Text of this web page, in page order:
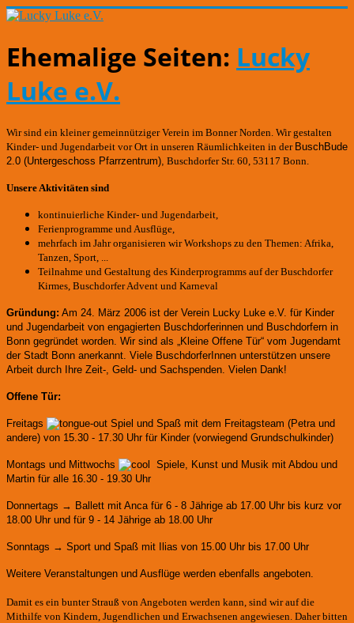
Ehemalige Seiten: Lucky
Luke e.V.
Wir sind ein kleiner gemeinnütziger Verein im Bonner Norden. Wir gestalten
Kinder- und Jugendarbeit vor Ort in unseren Räumlichkeiten in der BuschBude
2.0 (Untergeschoss Pfarrzentrum) Buschdorfer Str. 60, 53117 Bonn.
Unsere Aktivitäten sind
kontinuierliche Kinder- und Jugendarbeit,
Ferienprogramme und Ausflüge,
mehrfach im Jahr organisieren wir Workshops zu den Themen: Afrika,
Tanzen, Sport, ...
Teilnahme und Gestaltung des Kinderprogramms auf der Buschdorfer
Kirmes, Buschdorfer Advent und Karneval
Gründung: Am 24. März 2006 ist der Verein Lucky Luke e.V. für Kinder
und Jugendarbeit von engagierten Buschdorferinnen und Buschdorfern in
Bonn gegründet worden. Wir sind als „Kleine Offene Tür“ vom Jugendamt
der Stadt Bonn anerkannt. Viele BuschdorferInnen unterstützen unsere
Arbeit durch Ihre Zeit-, Geld- und Sachspenden. Vielen Dank!
Offene Tür:
Freitags
Spiel und Spaß mit dem Freitagsteam (Petra und
andere) von 15.30 - 17.30 Uhr für Kinder (vorwiegend Grundschulkinder)
Montags und Mittwochs
Spiele, Kunst und Musik mit Abdou und
Martin für alle 16.30 - 19.30 Uhr
Donnertags → Ballett mit Anca für 6 - 8 Jährige ab 17.00 Uhr bis kurz vor
18.00 Uhr und für 9 - 14 Jährige ab 18.00 Uhr
Sonntags → Sport und Spaß mit Ilias von 15.00 Uhr bis 17.00 Uhr
Weitere Veranstaltungen und Ausflüge werden ebenfalls angeboten.
Damit es ein bunter Strauß von Angeboten werden kann, sind wir auf die
Mithilfe von Kindern, Jugendlichen und Erwachsenen angewiesen. Daher bitten